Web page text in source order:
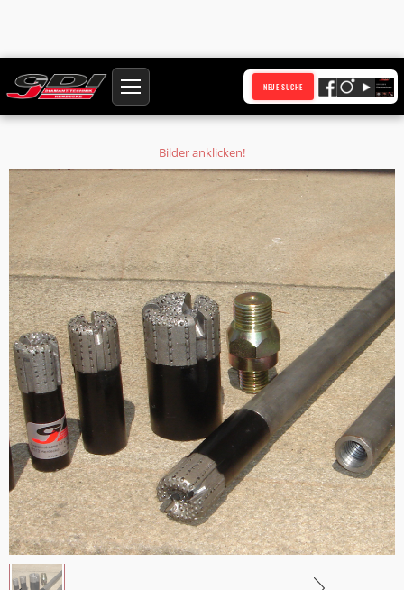
NEUE SUCHE
Startseite
Produkte
Diamant-Meissel Vollbohrer Ø 39 mmkonkav Form mit seitlich verstärktem und
Bilder anklicken!